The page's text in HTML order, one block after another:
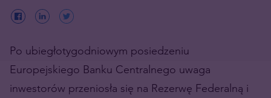
Po ubiegłotygodniowym posiedzeniu
Europejskiego Banku Centralnego uwaga
inwestorów przeniosła się na Rezerwę Federalną i